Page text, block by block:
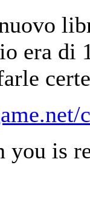
era di
you is